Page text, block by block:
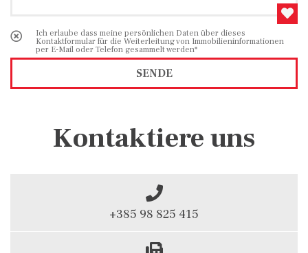
Ich erlaube dass meine persönlichen Daten über dieses
Kontaktformular für die Weiterleitung von Immobilieninformationen
per E-Mail oder Telefon gesammelt werden*
SENDE
Kontaktiere uns
+385 98 825 415